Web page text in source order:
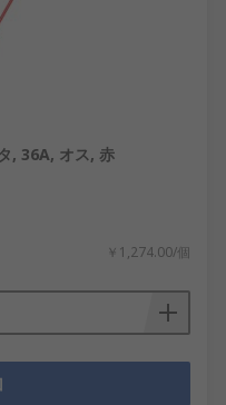
, 36A, オス, 赤
￥1,274.00/個